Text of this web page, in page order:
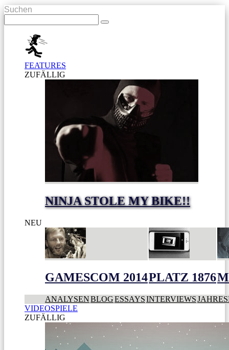
Suchen
FEATURES
ZUFÄLLIG
NINJA STOLE MY BIKE!!
NEU
GAMESCOM 2014PLATZ 1876
ANALYSENBLOGESSAYSINTERVIEWS
VIDEOSPIELE
ZUFÄLLIG